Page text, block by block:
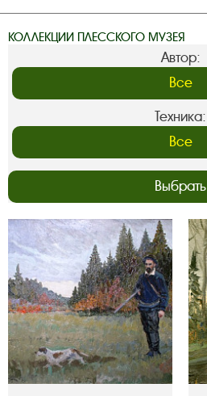
КОЛЛЕКЦИИ ПЛЕССКОГО МУЗЕЯ
Автор:
Техника:
Выбрать